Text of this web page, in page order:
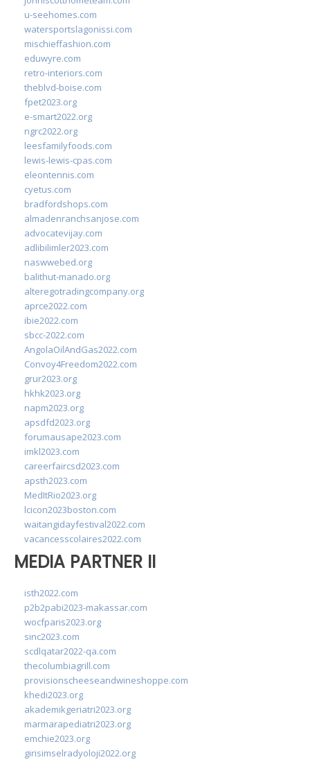
u-seehomes.com
watersportslagonissi.com
mischieffashion.com
eduwyre.com
retro-interiors.com
theblvd-boise.com
fpet2023.org
e-smart2022.org
ngrc2022.org
leesfamilyfoods.com
lewis-lewis-cpas.com
eleontennis.com
cyetus.com
bradfordshops.com
almadenranchsanjose.com
advocatevijay.com
adlibilimler2023.com
naswwebed.org
balithut-manado.org
alteregotradingcompany.org
aprce2022.com
ibie2022.com
sbcc-2022.com
AngolaOilAndGas2022.com
Convoy4Freedom2022.com
grur2023.org
hkhk2023.org
napm2023.org
apsdfd2023.org
forumausape2023.com
imkl2023.com
careerfaircsd2023.com
apsth2023.com
MedItRio2023.org
lcicon2023boston.com
waitangidayfestival2022.com
vacancesscolaires2022.com
MEDIA PARTNER II
isth2022.com
p2b2pabi2023-makassar.com
wocfparis2023.org
sinc2023.com
scdlqatar2022-qa.com
thecolumbiagrill.com
provisionscheeseandwineshoppe.com
khedi2023.org
akademikgeriatri2023.org
marmarapediatri2023.org
emchie2023.org
girisimselradyoloji2022.org